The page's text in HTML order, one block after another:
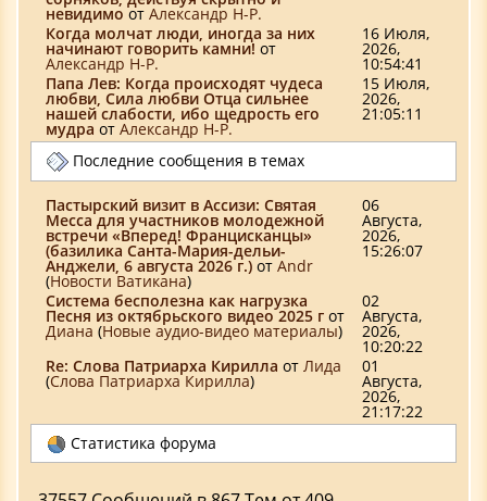
невидимо от Александр Н-Р.
Когда молчат люди, иногда за них
начинают говорить камни! от
Александр Н-Р.
16 Июля,
2026,
10:54:41
Папа Лев: Когда происходят чудеса
любви, Сила любви Отца сильнее
нашей слабости, ибо щедрость его
мудра от Александр Н-Р.
15 Июля,
2026,
21:05:11
Последние сообщения в темах
Пастырский визит в Ассизи: Святая
Месса для участников молодежной
встречи «Вперед! Францисканцы»
(базилика Санта-Мария-дельи-
Анджели, 6 августа 2026 г.) от Аndr
(Новости Ватикана)
06
Августа,
2026,
15:26:07
Система бесполезна как нагрузка
Песня из октябрьского видео 2025 г от
Диана (Новые аудио-видео материалы)
02
Августа,
2026,
10:20:22
Re: Слова Патриарха Кирилла от Лида
(Слова Патриарха Кирилла)
01
Августа,
2026,
21:17:22
Статистика форума